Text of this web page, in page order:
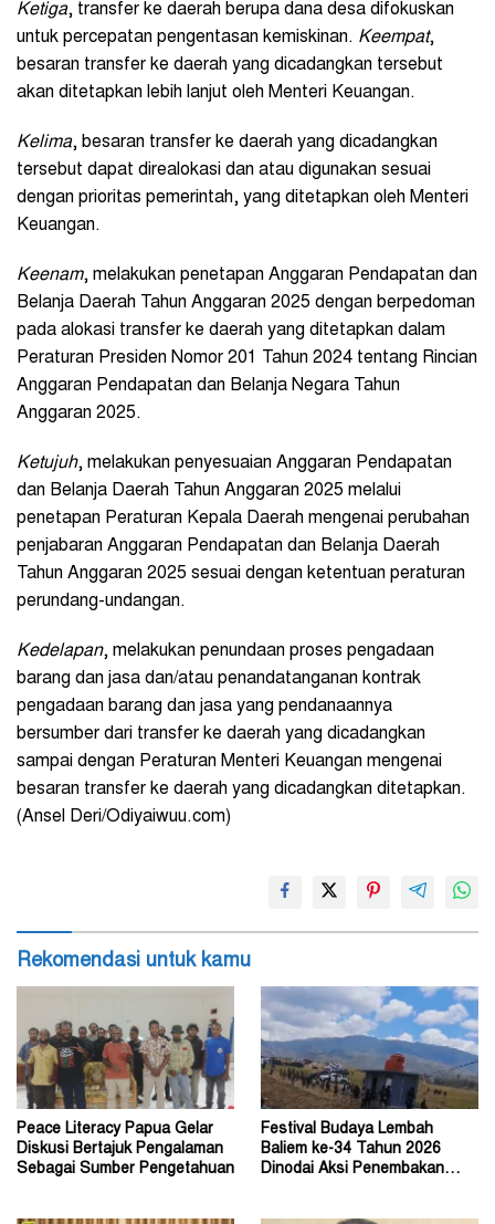
Ketiga, transfer ke daerah berupa dana desa difokuskan
untuk percepatan pengentasan kemiskinan. Keempat,
besaran transfer ke daerah yang dicadangkan tersebut
akan ditetapkan lebih lanjut oleh Menteri Keuangan.
Kelima, besaran transfer ke daerah yang dicadangkan
tersebut dapat direalokasi dan atau digunakan sesuai
dengan prioritas pemerintah, yang ditetapkan oleh Menteri
Keuangan.
Keenam, melakukan penetapan Anggaran Pendapatan dan
Belanja Daerah Tahun Anggaran 2025 dengan berpedoman
pada alokasi transfer ke daerah yang ditetapkan dalam
Peraturan Presiden Nomor 201 Tahun 2024 tentang Rincian
Anggaran Pendapatan dan Belanja Negara Tahun
Anggaran 2025.
Ketujuh, melakukan penyesuaian Anggaran Pendapatan
dan Belanja Daerah Tahun Anggaran 2025 melalui
penetapan Peraturan Kepala Daerah mengenai perubahan
penjabaran Anggaran Pendapatan dan Belanja Daerah
Tahun Anggaran 2025 sesuai dengan ketentuan peraturan
perundang-undangan.
Kedelapan, melakukan penundaan proses pengadaan
barang dan jasa dan/atau penandatanganan kontrak
pengadaan barang dan jasa yang pendanaannya
bersumber dari transfer ke daerah yang dicadangkan
sampai dengan Peraturan Menteri Keuangan mengenai
besaran transfer ke daerah yang dicadangkan ditetapkan.
(Ansel Deri/Odiyaiwuu.com)
Rekomendasi untuk kamu
Peace Literacy Papua Gelar
Diskusi Bertajuk Pengalaman
Sebagai Sumber Pengetahuan
Festival Budaya Lembah
Baliem ke-34 Tahun 2026
Dinodai Aksi Penembakan